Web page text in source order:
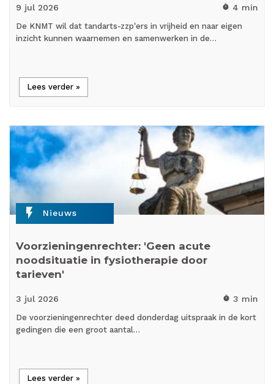
9 jul 2026 timer 4 min
De KNMT wil dat tandarts-zzp'ers in vrijheid en naar eigen
inzicht kunnen waarnemen en samenwerken in de…
Lees verder »
flash_on Nieuws
Voorzieningenrechter: 'Geen acute
noodsituatie in fysiotherapie door
tarieven'
3 jul 2026 timer 3 min
De voorzieningenrechter deed donderdag uitspraak in de kort
gedingen die een groot aantal…
Lees verder »